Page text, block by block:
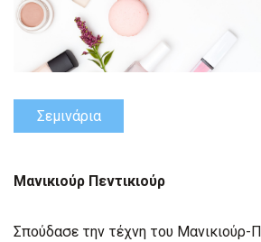
Σεμινάρια
Μανικιούρ Πεντικιούρ
Σπούδασε την τέχνη του Μανικιούρ-